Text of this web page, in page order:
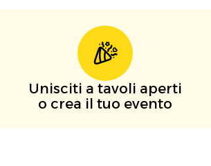
Unisciti a tavoli aperti
o crea il tuo evento